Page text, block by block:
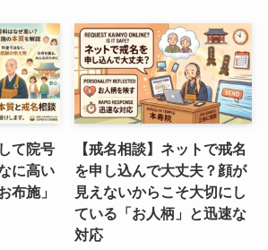
て院号
に高い
布施」
【戒名相談】ネットで戒名
を申し込んで大丈夫？顔が
見えないからこそ大切にし
ている「お人柄」と迅速な
対応